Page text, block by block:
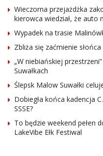
Wieczorna przejażdżka
kierowca wiedział, że auto
Wypadek na trasie
Zbliża się zaćmienie
„W niebiańskiej
Suwałkach
Ślepsk Malow Suwałki
Dobiegła końca kadencja
SSSE?
To będzie weekend pełen
LakeVibe Ełk Festiwal